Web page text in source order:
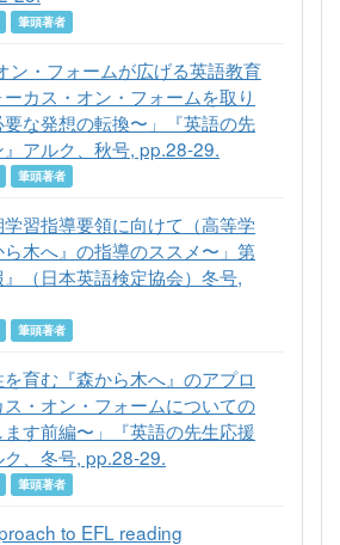
筆頭著者
ン・フォームが広げる英語教育
カス・オン・フォームを取り
要な発想の転換〜」『英語の先
アルク、秋号, pp.28-29.
筆頭著者
習指導要領に向けて（高等学
木へ』の指導のススメ〜」第
（日本英語検定協会）冬号,
筆頭著者
を育む『森から木へ』のアプロ
・オン・フォームについての
す前編〜」『英語の先生応援
、冬号, pp.28-29.
筆頭著者
to EFL reading